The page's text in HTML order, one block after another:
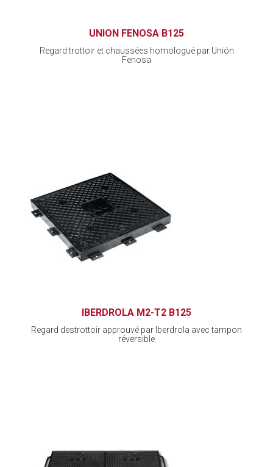
UNION FENOSA B125
Regard trottoir et chaussées homologué par Unión
Fenosa
IBERDROLA M2-T2 B125
Regard destrottoir approuvé par Iberdrola avec tampon
réversible